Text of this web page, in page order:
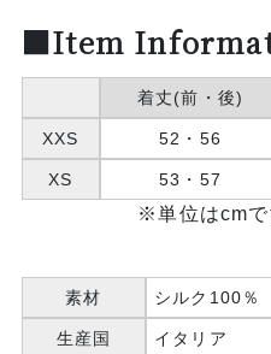
■Item
着丈(前・後)
XXS 52・56
XS 53・57
※単位はcmで
素材 シルク100％
生産国 イタリア